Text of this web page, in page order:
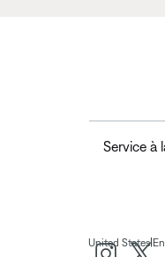
Service à
United States|